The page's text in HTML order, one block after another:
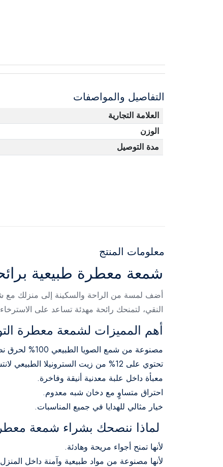
التفاصيل والمواصفات
العلامة التجارية
الوزن
مدة التوصيل
معلومات المنتج
شمعة معطرة طبيعية
النقي، لتمنحك رائحة مهدئة تساعد على الاسترخاء. تأتي بوزن 50 جم داخل علبة معدنية فاخرة، ما يجعلها مثالية
أهم المميزات لشمعة معطرة
مصنوعة من شمع الصويا الطبيعي 100% لحرق نظيف وصديق للبيئة.
تحتوي على 12% من زيت السترونيلا الطبيعي لانتشار رائحة عطرية مميزة.
معبأة داخل علبة معدنية أنيقة وفاخرة.
احتراق متساوٍ مع دخان شبه معدوم.
خيار مثالي للهدايا في جميع المناسبات.
لماذا ننصحك بشراء شمعة
لأنها تمنح أجواء مريحة وهادئة.
لأنها مصنوعة من مواد طبيعية وآمنة داخل